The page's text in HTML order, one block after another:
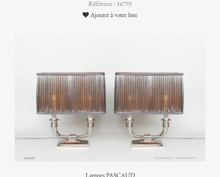
Référence : 16793
Ajouter à votre liste